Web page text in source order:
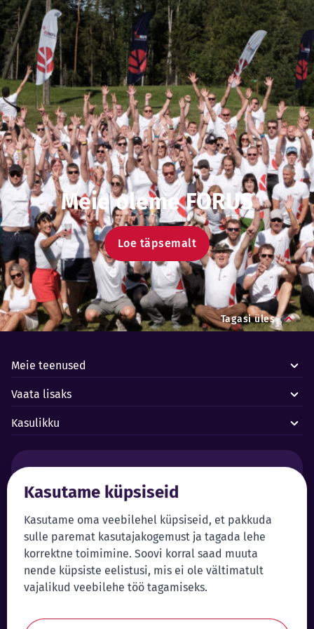
Kasutame küpsiseid
Kasutame oma veebilehel küpsiseid, et pakkuda
sulle paremat kasutajakogemust ja tagada lehe
korrektne toimimine. Soovi korral saad muuta
nende küpsiste eelistusi, mis ei ole vältimatult
vajalikud veebilehe töö tagamiseks.
Meie oleme FORUS
Loe täpsemalt
Tagasi üles
Meie teenused
Vaata lisaks
Kasulikku
Forus juhtimiskeskus 24/7
Klienditeenindus:
+372 619 1999
klienditeenindus@forus.ee
Iseteenindus
Sisene iseteenindusse
Üldkontakt: Vihjeliin: